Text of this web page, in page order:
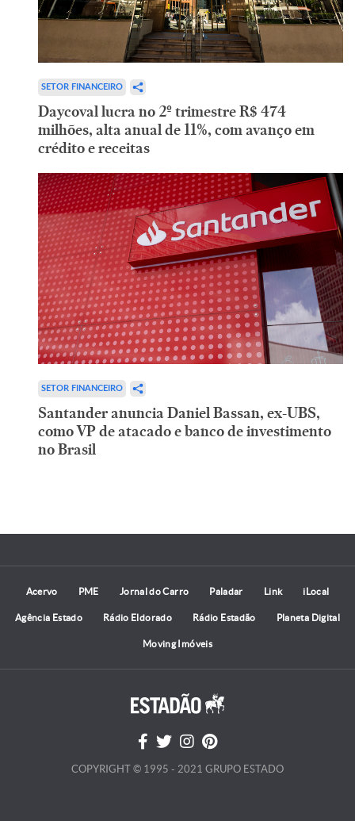
SETOR FINANCEIRO
Daycoval lucra no 2º trimestre R$ 474
milhões, alta anual de 11%, com avanço em
crédito e receitas
SETOR FINANCEIRO
Santander anuncia Daniel Bassan, ex-UBS,
como VP de atacado e banco de investimento
no Brasil
Acervo PME Jornal do Carro Paladar Link iLocal
Agência Estado Rádio Eldorado Rádio Estadão Planeta Digital
Moving Imóveis
COPYRIGHT © 1995 - 2021 GRUPO ESTADO